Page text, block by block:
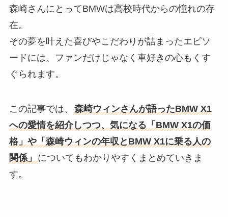
森崎さんにとってBMWは高校時代からの憧れの存
在。
その夢を叶えた喜びやこだわりが詰まったエピソ
ードには、ファンだけじゃなく車好きの心もくす
ぐられます。
この記事では、
森崎ウィンさんが語ったBMW X1
への愛情を紹介しつつ、気になる「BMW X1の価
格」や「森崎ウィンの年収とBMW X1に乗る人の
関係」
についてもわかりやすくまとめていきま
す。